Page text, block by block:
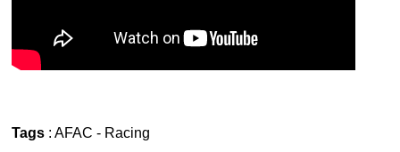
Tags: AFAC - Racing